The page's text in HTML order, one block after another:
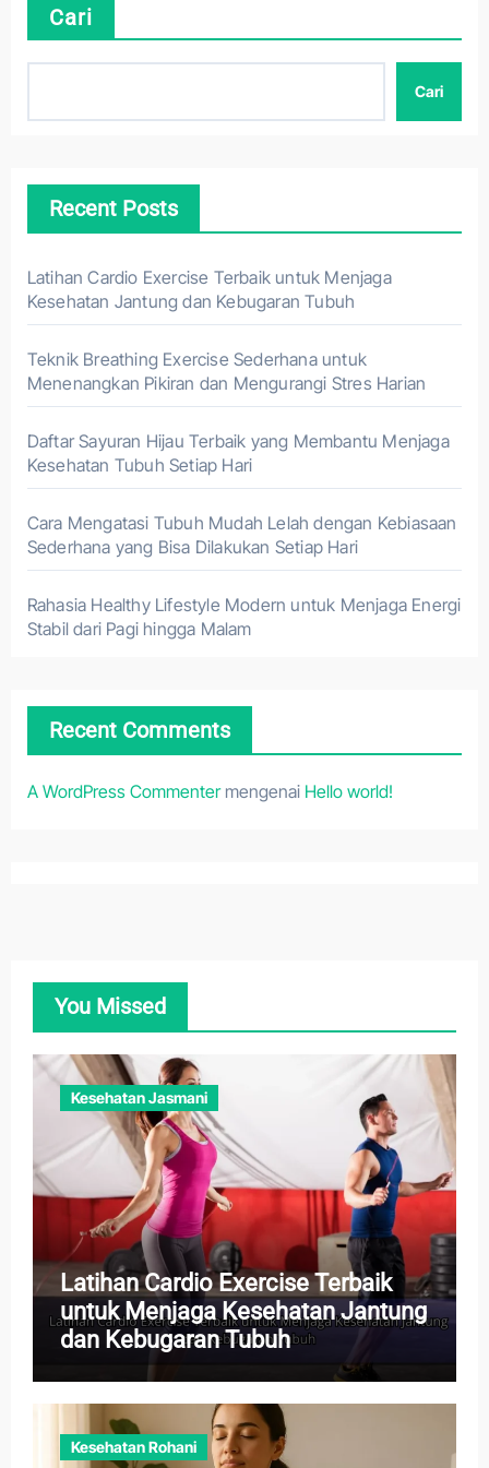
Cari
Cari
Recent Posts
Latihan Cardio Exercise Terbaik untuk Menjaga
Kesehatan Jantung dan Kebugaran Tubuh
Teknik Breathing Exercise Sederhana untuk
Menenangkan Pikiran dan Mengurangi Stres Harian
Daftar Sayuran Hijau Terbaik yang Membantu Menjaga
Kesehatan Tubuh Setiap Hari
Cara Mengatasi Tubuh Mudah Lelah dengan Kebiasaan
Sederhana yang Bisa Dilakukan Setiap Hari
Rahasia Healthy Lifestyle Modern untuk Menjaga Energi
Stabil dari Pagi hingga Malam
Recent Comments
A WordPress Commentermengenai Hello world!
You Missed
Kesehatan Jasmani
Latihan Cardio Exercise Terbaik
untuk Menjaga Kesehatan Jantung
dan Kebugaran Tubuh
Kesehatan Rohani